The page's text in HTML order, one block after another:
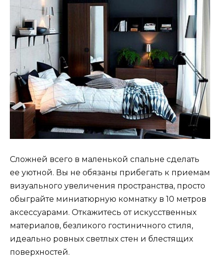
Сложней всего в маленькой спальне сделать
ее уютной. Вы не обязаны прибегать к приемам
визуального увеличения пространства, просто
обыграйте миниатюрную комнатку в 10 метров
аксессуарами. Откажитесь от искусственных
материалов, безликого гостиничного стиля,
идеально ровных светлых стен и блестящих
поверхностей.